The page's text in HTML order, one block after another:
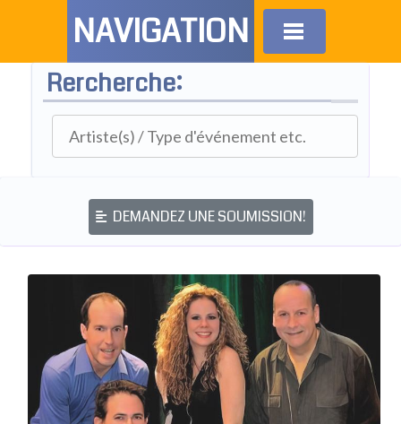
NAVIGATION
Rercherche:
DEMANDEZ UNE SOUMISSION!